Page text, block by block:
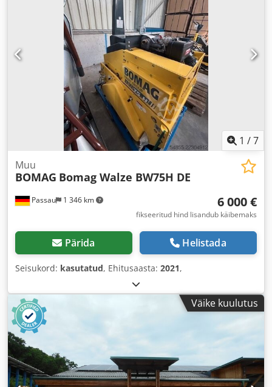
1 /7
Passau 1 346 km
Muu
BOMAG Bomag Walze BW75H DE
6 000 €
fikseeritud hind lisandub käibemaks
Pärida Helistada
Seisukord: kasutatud, Ehitusaasta: 2021,
Väike kuulutus